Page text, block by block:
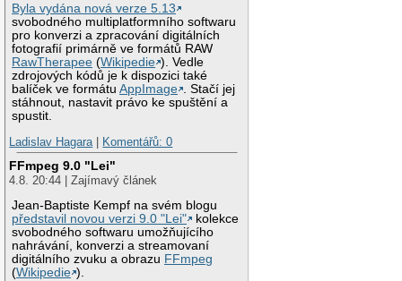
Byla vydána nová verze 5.13
svobodného multiplatformního softwaru
pro konverzi a zpracování digitálních
fotografií primárně ve formátů RAW
RawTherapee (Wikipedie ). Vedle
zdrojových kódů je k dispozici také
balíček ve formátuAppImage
. Stačí jej
stáhnout, nastavit právo ke spuštění a
spustit.
Ladislav Hagara| Komentářů: 0
FFmpeg 9.0 "Lei"
4.8. 20:44 | Zajímavý článek
Jean-Baptiste Kempf na svém blogu
představil novou verzi 9.0 "Lei"
kolekce
svobodného softwaru umožňujícího
nahrávání, konverzi a streamovaní
digitálního zvuku a obrazu FFmpeg
(Wikipedie ).